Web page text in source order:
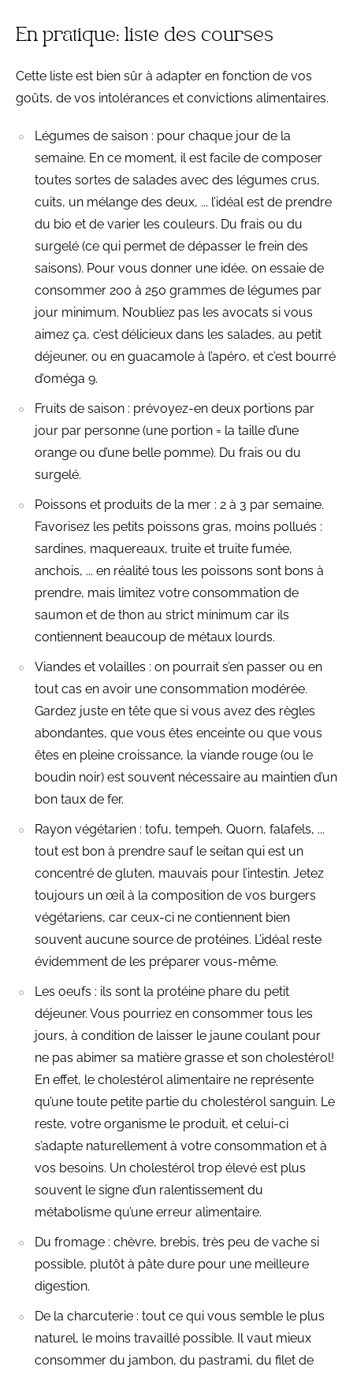
En pratique: liste des courses
Cette liste est bien sûr à adapter en fonction de vos
goûts, de vos intolérances et convictions alimentaires.
Légumes de saison : pour chaque jour de la
semaine. En ce moment, il est facile de composer
toutes sortes de salades avec des légumes crus,
cuits, un mélange des deux, ... l’idéal est de prendre
du bio et de varier les couleurs. Du frais ou du
surgelé (ce qui permet de dépasser le frein des
saisons). Pour vous donner une idée, on essaie de
consommer 200 à 250 grammes de légumes par
jour minimum. N’oubliez pas les avocats si vous
aimez ça, c’est délicieux dans les salades, au petit
déjeuner, ou en guacamole à l’apéro, et c’est bourré
d’oméga 9.
Fruits de saison : prévoyez-en deux portions par
jour par personne (une portion = la taille d’une
orange ou d’une belle pomme). Du frais ou du
surgelé.
Poissons et produits de la mer : 2 à 3 par semaine.
Favorisez les petits poissons gras, moins pollués :
sardines, maquereaux, truite et truite fumée,
anchois, ... en réalité tous les poissons sont bons à
prendre, mais limitez votre consommation de
saumon et de thon au strict minimum car ils
contiennent beaucoup de métaux lourds.
Viandes et volailles : on pourrait s’en passer ou en
tout cas en avoir une consommation modérée.
Gardez juste en tête que si vous avez des règles
abondantes, que vous êtes enceinte ou que vous
êtes en pleine croissance, la viande rouge (ou le
boudin noir) est souvent nécessaire au maintien d’un
bon taux de fer.
Rayon végétarien : tofu, tempeh, Quorn, falafels, ...
tout est bon à prendre sauf le seitan qui est un
concentré de gluten, mauvais pour l’intestin. Jetez
toujours un œil à la composition de vos burgers
végétariens, car ceux-ci ne contiennent bien
souvent aucune source de protéines. L’idéal reste
évidemment de les préparer vous-même.
Les oeufs : ils sont la protéine phare du petit
déjeuner. Vous pourriez en consommer tous les
jours, à condition de laisser le jaune coulant pour
ne pas abimer sa matière grasse et son cholestérol!
En effet, le cholestérol alimentaire ne représente
qu’une toute petite partie du cholestérol sanguin. Le
reste, votre organisme le produit, et celui-ci
s’adapte naturellement à votre consommation et à
vos besoins. Un cholestérol trop élevé est plus
souvent le signe d’un ralentissement du
métabolisme qu’une erreur alimentaire.
Du fromage : chèvre, brebis, très peu de vache si
possible, plutôt à pâte dure pour une meilleure
digestion.
De la charcuterie : tout ce qui vous semble le plus
naturel, le moins travaillé possible. Il vaut mieux
consommer du jambon, du pastrami, du filet de